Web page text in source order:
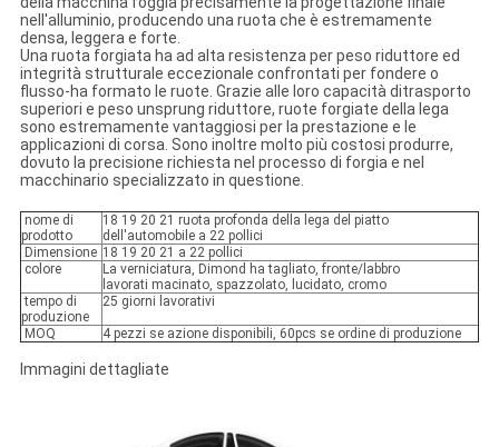
nell'alluminio, producendo una ruota che è estremamente
densa, leggera e forte.
Una ruota forgiata ha ad alta resistenza per peso riduttore ed
integrità strutturale eccezionale confrontati per fondere o
flusso-ha formato le ruote. Grazie alle loro capacità ditrasporto
superiori e peso unsprung riduttore, ruote forgiate della lega
sono estremamente vantaggiosi per la prestazione e le
applicazioni di corsa. Sono inoltre molto più costosi produrre,
dovuto la precisione richiesta nel processo di forgia e nel
macchinario specializzato in questione.
nome di
prodotto
18 19 20 21 ruota profonda della lega del piatto
dell'automobile a 22 pollici
Dimensione 18 19 20 21 a 22 pollici
colore
La verniciatura, Dimond ha tagliato, fronte/labbro
lavorati macinato, spazzolato, lucidato, cromo
tempo di
produzione
25 giorni lavorativi
MOQ 4 pezzi se azione disponibili, 60pcs se ordine di produzione
Immagini dettagliate